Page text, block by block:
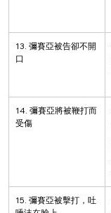
13. 彌賽亞被告卻不開
口
14. 彌賽亞將被鞭打而
受傷
15. 彌賽亞被擊打，吐